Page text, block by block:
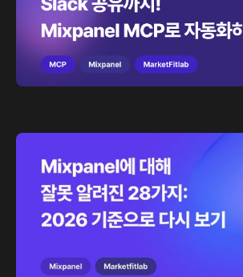
Mixpanel에 대해 잘못 알려진 28가
기준으로 다시 보기